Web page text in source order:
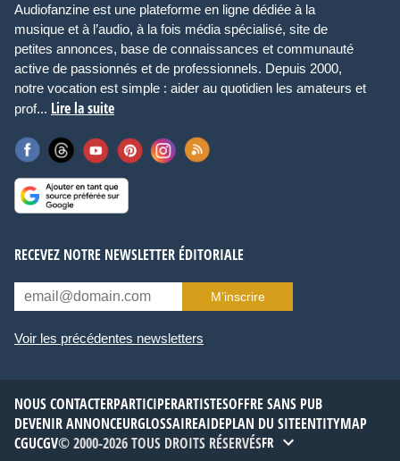
Audiofanzine est une plateforme en ligne dédiée à la
musique et à l’audio, à la fois média spécialisé, site de
petites annonces, base de connaissances et communauté
active de passionnés et de professionnels. Depuis 2000,
notre vocation est simple : aider au quotidien les amateurs et
prof... Lire la suite
RECEVEZ NOTRE NEWSLETTER ÉDITORIALE
M’inscrire
Voir les précédentes newsletters
NOUS CONTACTERPARTICIPERARTISTESOFFRE SANS PUB
DEVENIR ANNONCEURGLOSSAIREAIDEPLAN DU SITEENTITYMAP
CGUCGV© 2000-2026 TOUS DROITS RÉSERVÉSFR